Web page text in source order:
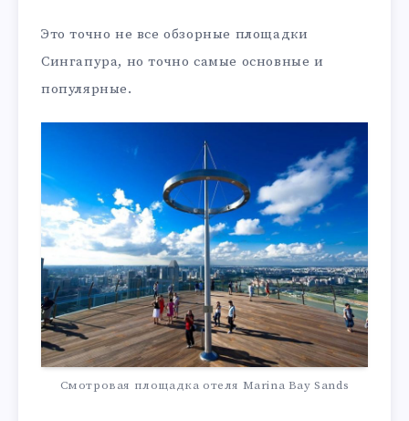
Это точно не все обзорные площадки
Сингапура, но точно самые основные и
популярные.
Смотровая площадка отеля Marina Bay Sands